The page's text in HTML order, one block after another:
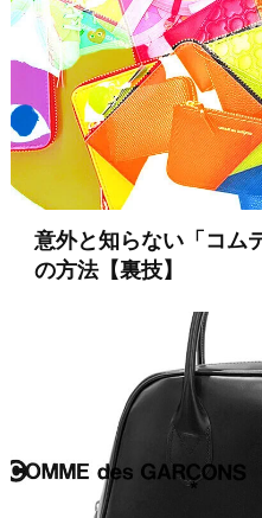
意外と知らない「コム
の方法【裏技】